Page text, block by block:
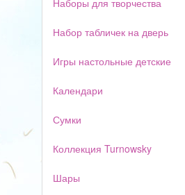
Наборы для творчества
Набор табличек на дверь
Игры настольные детские
Календари
Сумки
Коллекция Turnowsky
Шары